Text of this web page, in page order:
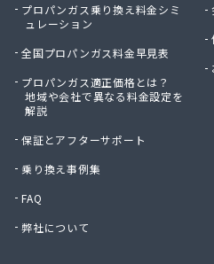
プロパンガス乗り換え料金シミ
ュレーション
全国プロパンガス料金早見表
プロパンガス適正価格とは？
地域や会社で異なる料金設定を
解説
保証とアフターサポート
乗り換え事例集
FAQ
弊社について